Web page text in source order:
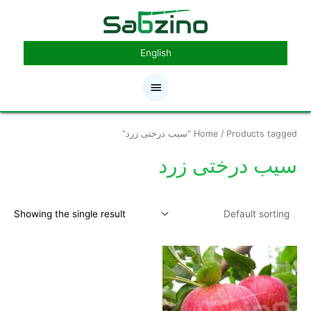
فهرست
اصلی
English
Home / Products tagged “سیب درختی زرد”
سیب درختی زرد
Showing the single result